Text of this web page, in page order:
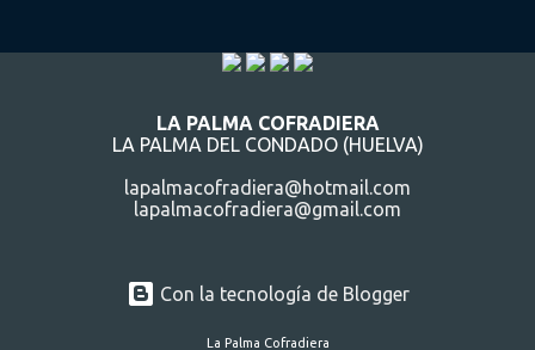
LA PALMA COFRADIERA
LA PALMA DEL CONDADO (HUELVA)
lapalmacofradiera@hotmail.com
lapalmacofradiera@gmail.com
Con la tecnología de Blogger
La Palma Cofradiera